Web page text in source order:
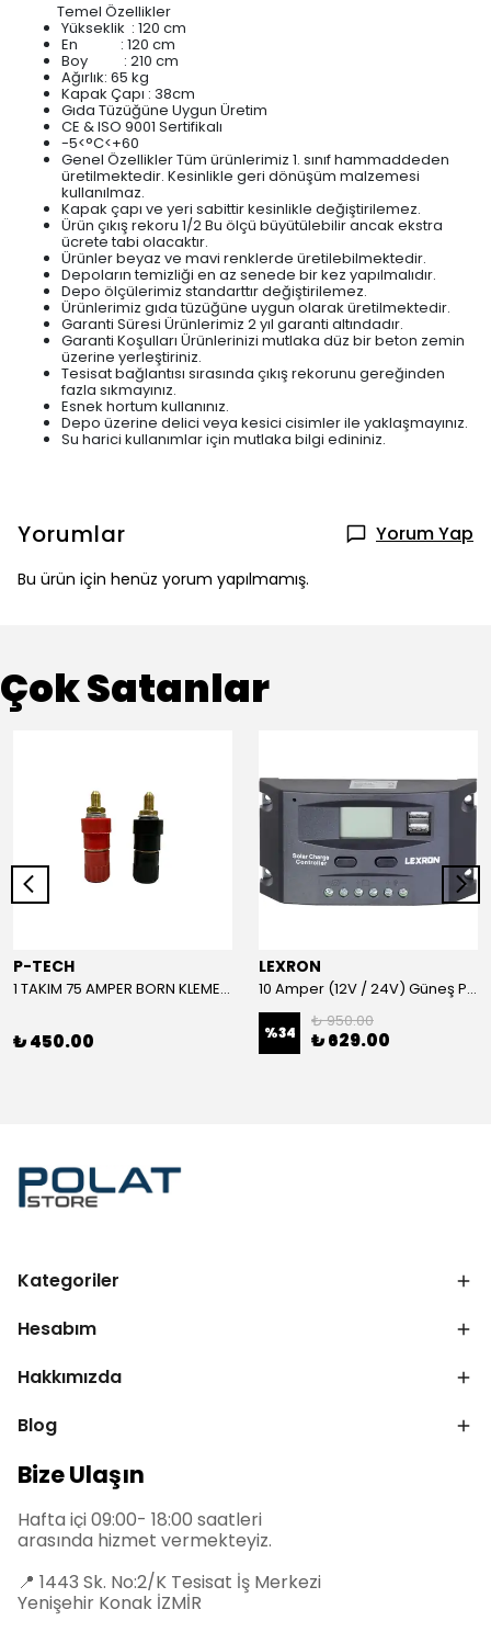
Temel Özellikler
Yükseklik : 120 cm
En : 120 cm
Boy : 210 cm
Ağırlık: 65 kg
Kapak Çapı : 38cm
Gıda Tüzüğüne Uygun Üretim
CE & ISO 9001 Sertifikalı
-5<°C<+60
Genel Özellikler Tüm ürünlerimiz 1. sınıf hammaddeden
üretilmektedir. Kesinlikle geri dönüşüm malzemesi
kullanılmaz.
Kapak çapı ve yeri sabittir kesinlikle değiştirilemez.
Ürün çıkış rekoru 1/2 Bu ölçü büyütülebilir ancak ekstra
ücrete tabi olacaktır.
Ürünler beyaz ve mavi renklerde üretilebilmektedir.
Depoların temizliği en az senede bir kez yapılmalıdır.
Depo ölçülerimiz standarttır değiştirilemez.
Ürünlerimiz gıda tüzüğüne uygun olarak üretilmektedir.
Garanti Süresi Ürünlerimiz 2 yıl garanti altındadır.
Garanti Koşulları Ürünlerinizi mutlaka düz bir beton zemin
üzerine yerleştiriniz.
Tesisat bağlantısı sırasında çıkış rekorunu gereğinden
fazla sıkmayınız.
Esnek hortum kullanınız.
Depo üzerine delici veya kesici cisimler ile yaklaşmayınız.
Su harici kullanımlar için mutlaka bilgi edininiz.
Yorumlar Yorum Yap
Bu ürün için henüz yorum yapılmamış.
Çok Satanlar
P-TECH
1 TAKIM 75 AMPER BORN KLEMENS (KIRMIZI-SİYAH)
₺ 450.00
LEXRON
10 Amper (12V / 24V) Güneş Paneli Şarj Kontrol Cihazı
%34
₺ 950.00
₺ 629.00
Kategoriler
Hesabım
Hakkımızda
Blog
Bize Ulaşın
Hafta içi 09:00- 18:00 saatleri
arasında hizmet vermekteyiz.
📍 1443 Sk. No:2/K Tesisat İş Merkezi
Yenişehir Konak İZMİR